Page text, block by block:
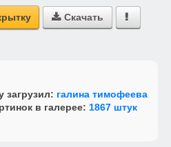
 Скачать 
загрузил: галина тимофеева
в галерее: 1867 штук